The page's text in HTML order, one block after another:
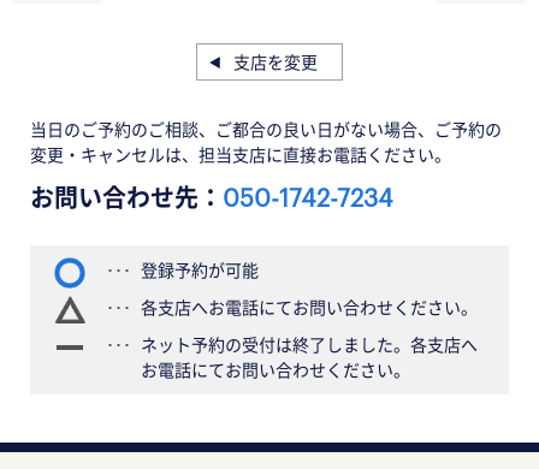
支店を変更
当日のご予約のご相談、ご都合の良い日がない場合、ご予約の
変更・キャンセルは、担当支店に直接お電話ください。
お問い合わせ先： 050-1742-7234
登録予約が可能
各支店へお電話にてお問い合わせください。
ネット予約の受付は終了しました。各支店へ
お電話にてお問い合わせください。